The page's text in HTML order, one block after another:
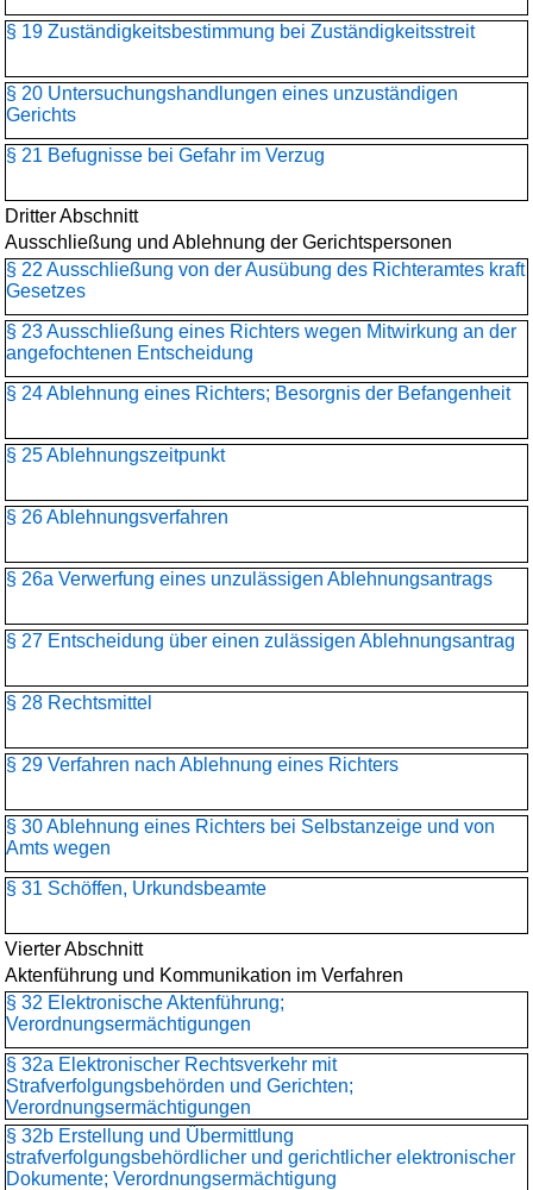
§ 19 Zuständigkeitsbestimmung bei Zuständigkeitsstreit
§ 20 Untersuchungshandlungen eines unzuständigen
Gerichts
§ 21 Befugnisse bei Gefahr im Verzug
Dritter Abschnitt
Ausschließung und Ablehnung der Gerichtspersonen
§ 22 Ausschließung von der Ausübung des Richteramtes kraft
Gesetzes
§ 23 Ausschließung eines Richters wegen Mitwirkung an der
angefochtenen Entscheidung
§ 24 Ablehnung eines Richters; Besorgnis der Befangenheit
§ 25 Ablehnungszeitpunkt
§ 26 Ablehnungsverfahren
§ 26a Verwerfung eines unzulässigen Ablehnungsantrags
§ 27 Entscheidung über einen zulässigen Ablehnungsantrag
§ 28 Rechtsmittel
§ 29 Verfahren nach Ablehnung eines Richters
§ 30 Ablehnung eines Richters bei Selbstanzeige und von
Amts wegen
§ 31 Schöffen, Urkundsbeamte
Vierter Abschnitt
Aktenführung und Kommunikation im Verfahren
§ 32 Elektronische Aktenführung;
Verordnungsermächtigungen
§ 32a Elektronischer Rechtsverkehr mit
Strafverfolgungsbehörden und Gerichten;
Verordnungsermächtigungen
§ 32b Erstellung und Übermittlung
strafverfolgungsbehördlicher und gerichtlicher elektronischer
Dokumente; Verordnungsermächtigung